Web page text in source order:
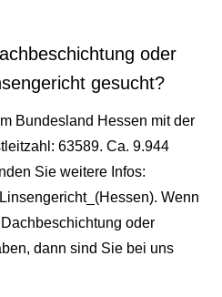
oder
gesucht?
Bundesland Hessen mit der
63589. Ca. 9.944
Sie weitere Infos:
Wenn
oder
dann sind Sie bei uns